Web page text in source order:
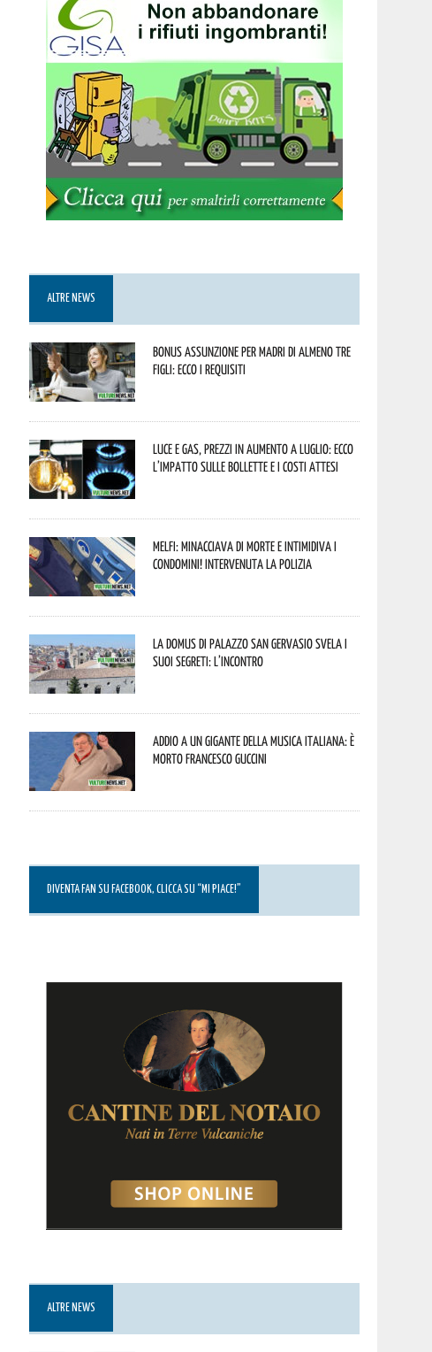
ALTRE NEWS
Bonus assunzione per madri di almeno tre
figli: ecco i requisiti
Luce e gas, prezzi in aumento a luglio: ecco
l’impatto sulle bollette e i costi attesi
Melfi: minacciava di morte e intimidiva i
condomini! Intervenuta la Polizia
La Domus di Palazzo San Gervasio svela i
suoi segreti: l’incontro
Addio a un gigante della musica italiana: è
morto Francesco Guccini
DIVENTA FAN SU FACEBOOK, CLICCA SU “MI PIACE!”
ALTRE NEWS